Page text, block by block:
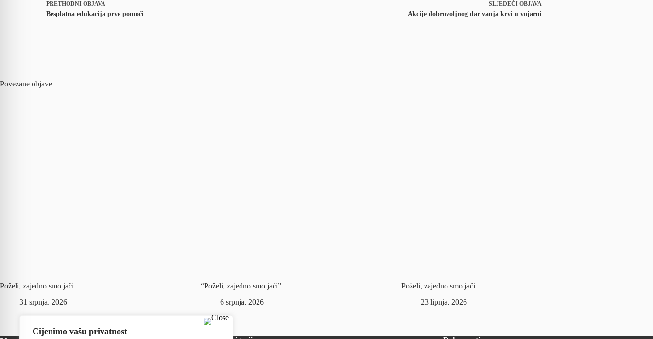
Cijenimo vašu privatnost
PRETHODNI OBJAVA
Besplatna edukacija prve pomoći
SLJEDEĆI OBJAVA
Akcije dobrovoljnog darivanja krvi u vojarni
Povezane objave
Poželi, zajedno smo jači
31 srpnja, 2026
“Poželi, zajedno smo jači”
6 srpnja, 2026
Poželi, zajedno smo jači
23 lipnja, 2026